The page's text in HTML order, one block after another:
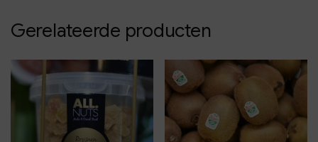
Gerelateerde producten